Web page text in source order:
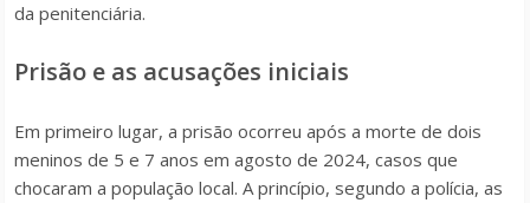
da penitenciária.
Prisão e as acusações iniciais
Em primeiro lugar, a prisão ocorreu após a morte de dois
meninos de 5 e 7 anos em agosto de 2024, casos que
chocaram a população local. A princípio, segundo a polícia, as